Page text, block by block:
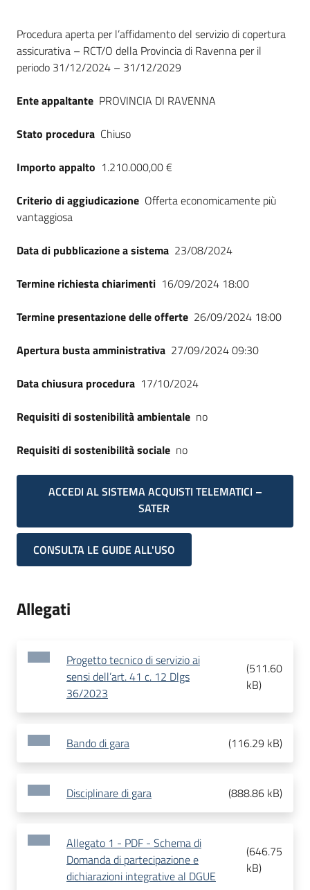
Dati del bando
Procedura aperta per l’affidamento del servizio di copertura
assicurativa – RCT/O della Provincia di Ravenna per il
periodo 31/12/2024 – 31/12/2029
Ente appaltante PROVINCIA DI RAVENNA
Stato procedura Chiuso
Importo appalto 1.210.000,00 €
Criterio di aggiudicazione Offerta economicamente più
vantaggiosa
Data di pubblicazione a sistema 23/08/2024
Termine richiesta chiarimenti 16/09/2024 18:00
Termine presentazione delle offerte 26/09/2024 18:00
Apertura busta amministrativa 27/09/2024 09:30
Data chiusura procedura 17/10/2024
Requisiti di sostenibilità ambientale no
Requisiti di sostenibilità sociale no
ACCEDI AL SISTEMA ACQUISTI TELEMATICI –
SATER
CONSULTA LE GUIDE ALL'USO
Allegati
Progetto tecnico di servizio ai
sensi dell’art. 41 c. 12 Dlgs
36/2023
(511.60
kB)
Bando di gara (116.29 kB)
Disciplinare di gara (888.86 kB)
Allegato 1 - PDF - Schema di
Domanda di partecipazione e
dichiarazioni integrative al DGUE
(646.75
kB)